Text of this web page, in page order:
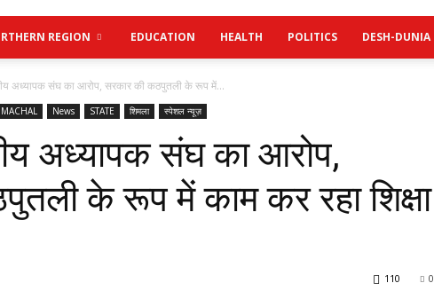
REGION EDUCATION HEALTH POLITICS DESH-DUNIA
अध्यापक संघ का आरोप, सरकार की कठपुतली के रूप में...
News STATE शिमला स्पेशल न्यूज़
अध्यापक संघ का आरोप,
के रूप में काम कर रहा शिक्षा
0
110